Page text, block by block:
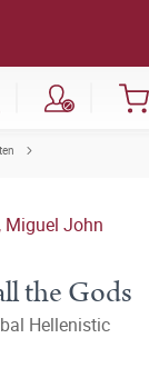
, Miguel John
the Gods
Hellenistic